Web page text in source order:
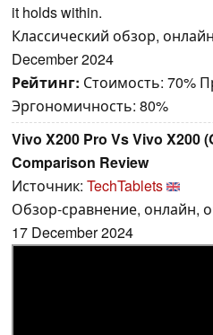
it holds within.
Классический обзор,
December 2024
Рейтинг: Стоимость: 70%
Эргономичность: 80%
Vivo X200 Pro Vs Vivo X200
Comparison Review
Источник: TechTablets
Обзор-сравнение, онлайн,
17 December 2024